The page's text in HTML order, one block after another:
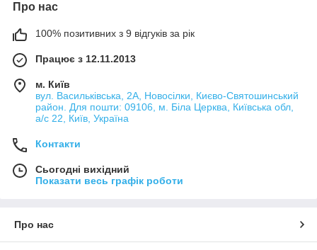
Про нас
100% позитивних з 9 відгуків за рік
Працює з 12.11.2013
м. Київ
вул. Васильківська, 2А, Новосілки, Києво-Святошинський
район. Для пошти: 09106, м. Біла Церква, Київська обл,
а/с 22, Київ, Україна
Контакти
Сьогодні вихідний
Показати весь графік роботи
Про нас